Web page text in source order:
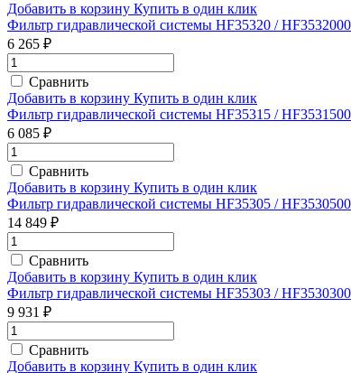
Добавить в корзину Купить в один клик
Фильтр гидравлической системы HF35320 / HF3532000
6 265 ₽
Сравнить
Добавить в корзину Купить в один клик
Фильтр гидравлической системы HF35315 / HF3531500
6 085 ₽
Сравнить
Добавить в корзину Купить в один клик
Фильтр гидравлической системы HF35305 / HF3530500
14 849 ₽
Сравнить
Добавить в корзину Купить в один клик
Фильтр гидравлической системы HF35303 / HF3530300
9 931 ₽
Сравнить
Добавить в корзину Купить в один клик